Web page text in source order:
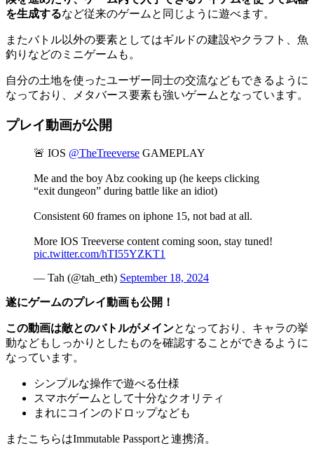
を生成するなど従来のゲームと同じように遊べます。
またバトル以外の要素としてはギルドの建設やクラフト、魚
釣りなどのミニゲームも。
自分の土地を使ったユーザー同士の交流などもできるように
なっており、メタバース要素も強いゲームとなっています。
プレイ動画が公開
🚨 IOS @TheTreeverse GAMEPLAY
Me and the boy Abz cooking up (he keeps clicking
“exit dungeon” during battle like an idiot)
Consistent 60 frames on iphone 15, not bad at all.
More IOS Treeverse content coming soon, stay tuned!
pic.twitter.com/hTI55YZKT1
— Tah (@tah_eth) September 18, 2024
遂にゲームのプレイ動画も公開！
この動画は敵とのバトルがメインとなっており、キャラの挙
動などもしっかりとしたものを確認することができるように
なっています。
シンプルな操作で遊べる仕様
スマホゲームとして十分なクオリティ
まれにコインのドロップなども
またこちらはImmutable Passportと連携済。